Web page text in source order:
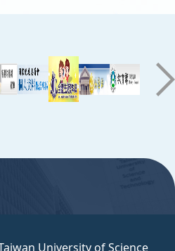
University of Science